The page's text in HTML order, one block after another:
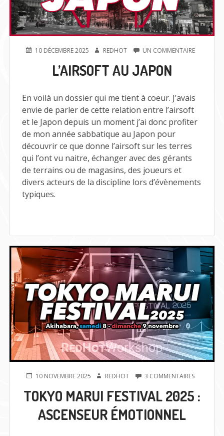
PUBLIÉ10 DÉCEMBRE 2025 AUTEUR
REDHOT UN COMMENTAIRESUR
L’AIRSOFT AU JAPON
En voilà un dossier qui me tient à coeur. J’avais
envie de parler de cette relation entre l’airsoft
et le Japon depuis un moment j’ai donc profiter
de mon année sabbatique au Japon pour
découvrir ce que donne l’airsoft sur les terres
qui l’ont vu naitre, échanger avec des gérants
de terrains ou de magasins, des joueurs et
divers acteurs de la discipline lors d’évènements
typiques.
PUBLIÉ10 NOVEMBRE 2025 AUTEUR
REDHOT 3 COMMENTAIRESSUR
MARUI
FESTIVAL
TOKYO MARUI FESTIVAL 2025 :
ASCENSEUR ÉMOTIONNEL